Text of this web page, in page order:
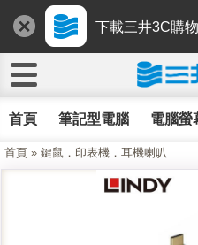
下載三井3C購
首頁 筆記型電腦 電腦螢
首頁 » 鍵鼠．印表機．耳機喇叭